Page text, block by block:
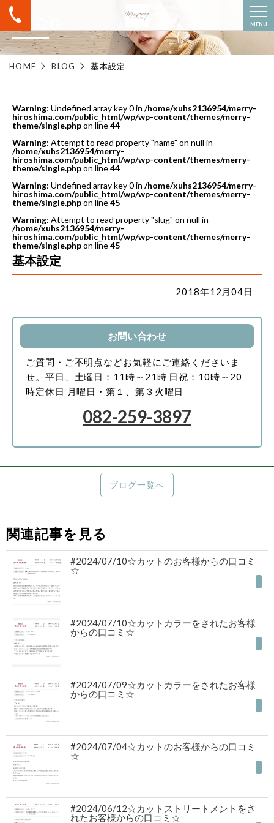
MENU
BLOG
HOME BLOG 基本設定
Warning: Undefined array key 0 in /home/xuhs2136954/merry-
hiroshima.com/public_html/wp/wp-content/themes/merry-
theme/single.phpon line44
Warning: Attempt to read property "name" on null in
/home/xuhs2136954/merry-
hiroshima.com/public_html/wp/wp-content/themes/merry-
theme/single.phpon line44
Warning: Undefined array key 0 in /home/xuhs2136954/merry-
hiroshima.com/public_html/wp/wp-content/themes/merry-
theme/single.phpon line45
Warning: Attempt to read property "slug" on null in
/home/xuhs2136954/merry-
hiroshima.com/public_html/wp/wp-content/themes/merry-
theme/single.phpon line45
基本設定
2018年12月04日
お問い合わせ
ご質問・ご不明点などお気軽にご連絡くださいま
せ。 平日、土曜日：11時～21時 日祝：10時～20
時定休日 月曜日・第１、第３火曜日
082-259-3897
ブログ一覧へ
関連記事を見る
#2024/07/10☆カットのお客様からの口コミ
☆
#2024/07/10☆カットカラーをされたお客様
からの口コミ☆
#2024/07/09☆カットカラーをされたお客様
からの口コミ☆
#2024/07/04☆カットのお客様からの口コミ
☆
#2024/06/12☆カットストリートメントをさ
れたお客様からの口コミ☆